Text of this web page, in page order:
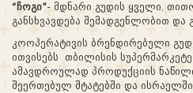
“ჩოგი”- მდნარი გუდის ყველი.
განსხვავდება შემადგენლობით და
კოოპერატივის ბრენდირებული
ითვისებს თბილისის
ამავდროულად პროდუქციის
შეერთებულ შტატებში და